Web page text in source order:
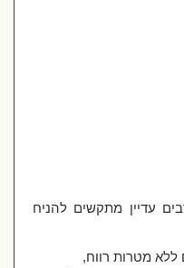
עדיין מתקשים להניח
מטרות רווח,